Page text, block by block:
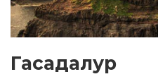
Гасадалур